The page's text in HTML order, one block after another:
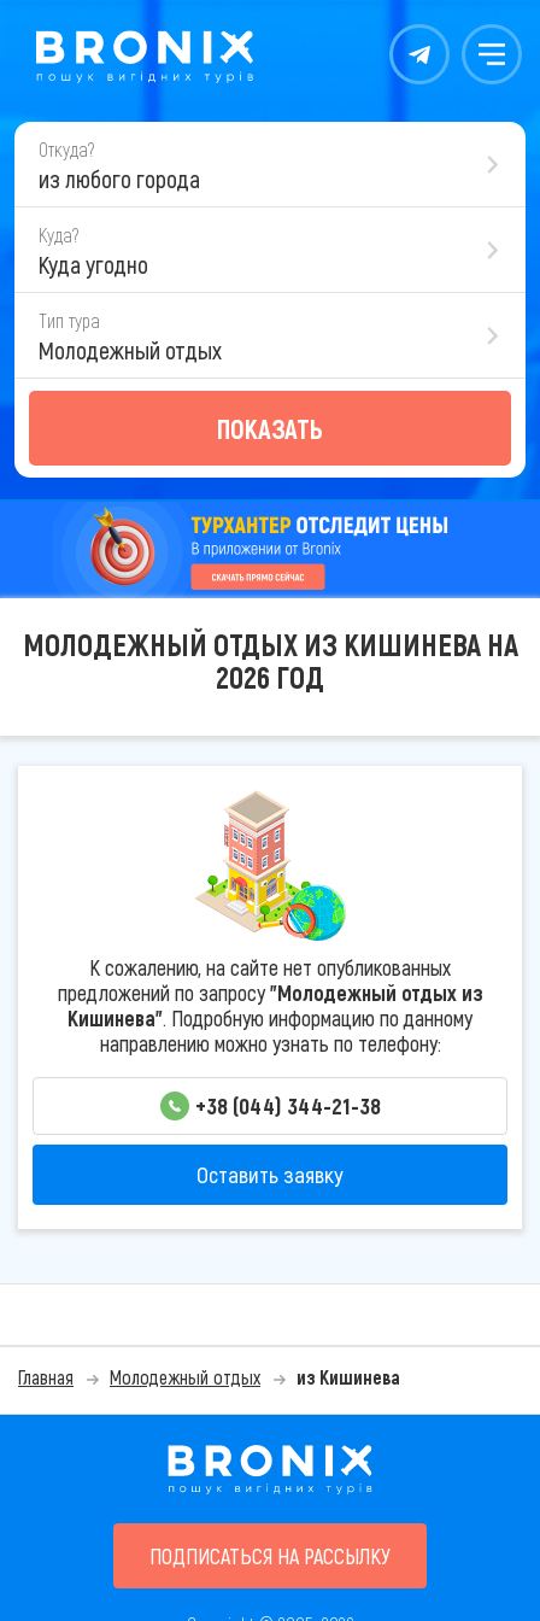
Контакты Меню
Откуда?
из любого города
Куда?
Куда угодно
Тип тура
Молодежный отдых
ПОКАЗАТЬ
МОЛОДЕЖНЫЙ ОТДЫХ ИЗ КИШИНЕВА НА
2026 ГОД
К сожалению, на сайте нет опубликованных
предложений по запросу"Молодежный отдых из
Кишинева". Подробную информацию по данному
направлению можно узнать по телефону:
+38 (044) 344-21-38
Оставить заявку
Главная Молодежный отдых из Кишинева
ПОДПИСАТЬСЯ НА РАССЫЛКУ